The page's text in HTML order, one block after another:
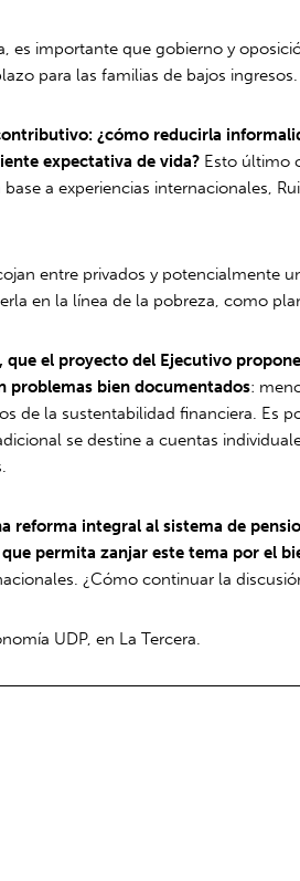
es importante que gobierno y
para las familias de bajos
¿cómo reducirla
expectativa de vida? Esto último
a experiencias internacionales,
entre privados y
en la línea de la pobreza, como
el proyecto del Ejecutivo
problemas bien documentados:
de la sustentabilidad financiera. Es
se destine a cuentas
reforma integral al sistema de
permita zanjar este tema por el
¿Cómo continuar la
UDP, en La Tercera.